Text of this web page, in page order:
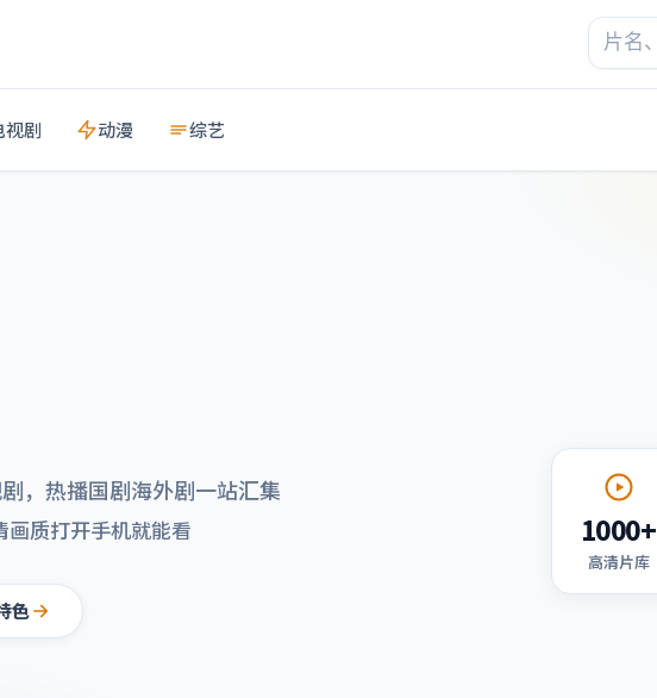
视剧 动漫 综艺
，热播国剧海外剧一站汇集
质打开手机就能看
色
1000+
高清片库